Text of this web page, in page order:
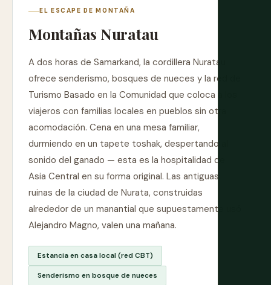
EL ESCAPE DE MONTAÑA
Montañas Nuratau
A dos horas de Samarkand, la cordillera Nuratau
ofrece senderismo, bosques de nueces y la red de
Turismo Basado en la Comunidad que coloca a los
viajeros con familias locales en pueblos sin otra
acomodación. Cena en una mesa familiar,
durmiendo en un tapete toshak, despertando al
sonido del ganado — esta es la hospitalidad de
Asia Central en su forma original. Las antiguas
ruinas de la ciudad de Nurata, construidas
alrededor de un manantial que supuestamente usó
Alejandro Magno, valen una mañana.
Estancia en casa local (red CBT)
Senderismo en bosque de nueces